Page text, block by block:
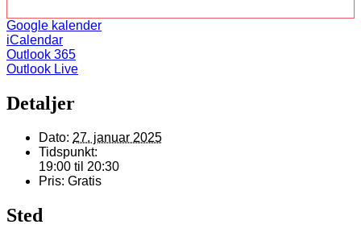
Google kalender
iCalendar
Outlook 365
Outlook Live
Detaljer
Dato: 27. januar 2025
Tidspunkt:
19:00 til 20:30
Pris: Gratis
Sted